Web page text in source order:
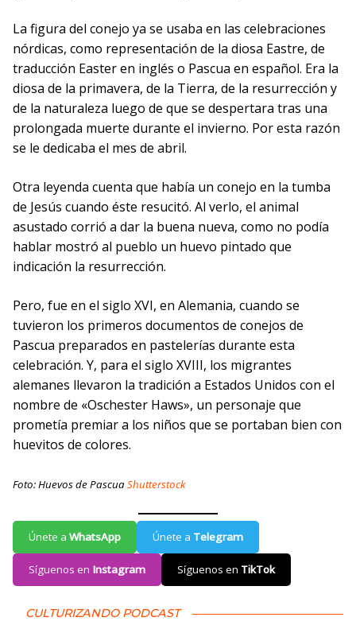
La figura del conejo ya se usaba en las celebraciones
nórdicas, como representación de la diosa Eastre, de
traducción Easter en inglés o Pascua en español. Era la
diosa de la primavera, de la Tierra, de la resurrección y
de la naturaleza luego de que se despertara tras una
prolongada muerte durante el invierno. Por esta razón
se le dedicaba el mes de abril.
Otra leyenda cuenta que había un conejo en la tumba
de Jesús cuando éste resucitó. Al verlo, el animal
asustado corrió a dar la buena nueva, como no podía
hablar mostró al pueblo un huevo pintado que
indicación la resurrección.
Pero, fue en el siglo XVI, en Alemania, cuando se
tuvieron los primeros documentos de conejos de
Pascua preparados en pastelerías durante esta
celebración. Y, para el siglo XVIII, los migrantes
alemanes llevaron la tradición a Estados Unidos con el
nombre de «Oschester Haws», un personaje que
prometía premiar a los niños que se portaban bien con
huevitos de colores.
Foto: Huevos de PascuaShutterstock
Únete a WhatsApp Únete a Telegram
Síguenos en Instagram Síguenos en TikTok
CULTURIZANDO PODCAST